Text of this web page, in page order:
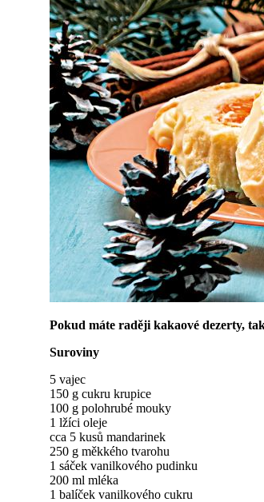
Pokud máte raději kakaové dezerty,
Suroviny
5 vajec
150 g cukru krupice
100 g polohrubé mouky
1 lžíci oleje
cca 5 kusů mandarinek
250 g měkkého tvarohu
1 sáček vanilkového pudinku
200 ml mléka
1 balíček vanilkového cukru